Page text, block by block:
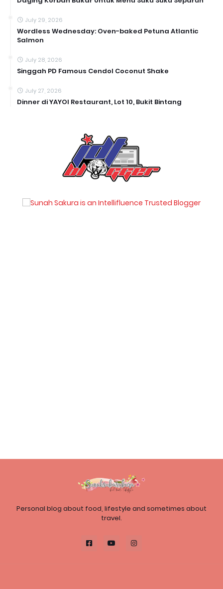
July 29, 2026
Wordless Wednesday: Oven-baked Petuna Atlantic
Salmon
July 28, 2026
Singgah PD Famous Cendol Coconut Shake
July 27, 2026
Dinner di YAYOI Restaurant, Lot 10, Bukit Bintang
Personal blog about food, lifestyle and sometimes about
travel.